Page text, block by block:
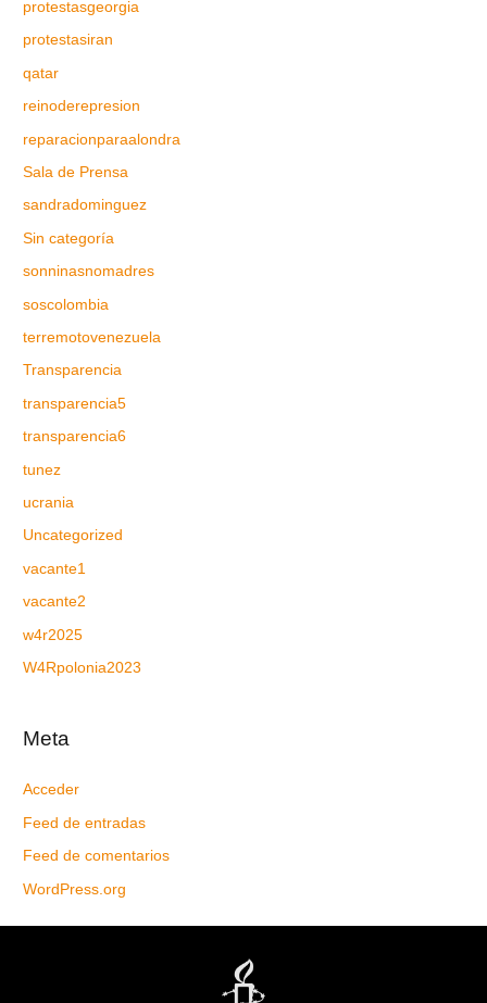
protestasgeorgia
protestasiran
qatar
reinoderepresion
reparacionparaalondra
Sala de Prensa
sandradominguez
Sin categoría
sonninasnomadres
soscolombia
terremotovenezuela
Transparencia
transparencia5
transparencia6
tunez
ucrania
Uncategorized
vacante1
vacante2
w4r2025
W4Rpolonia2023
Meta
Acceder
Feed de entradas
Feed de comentarios
WordPress.org